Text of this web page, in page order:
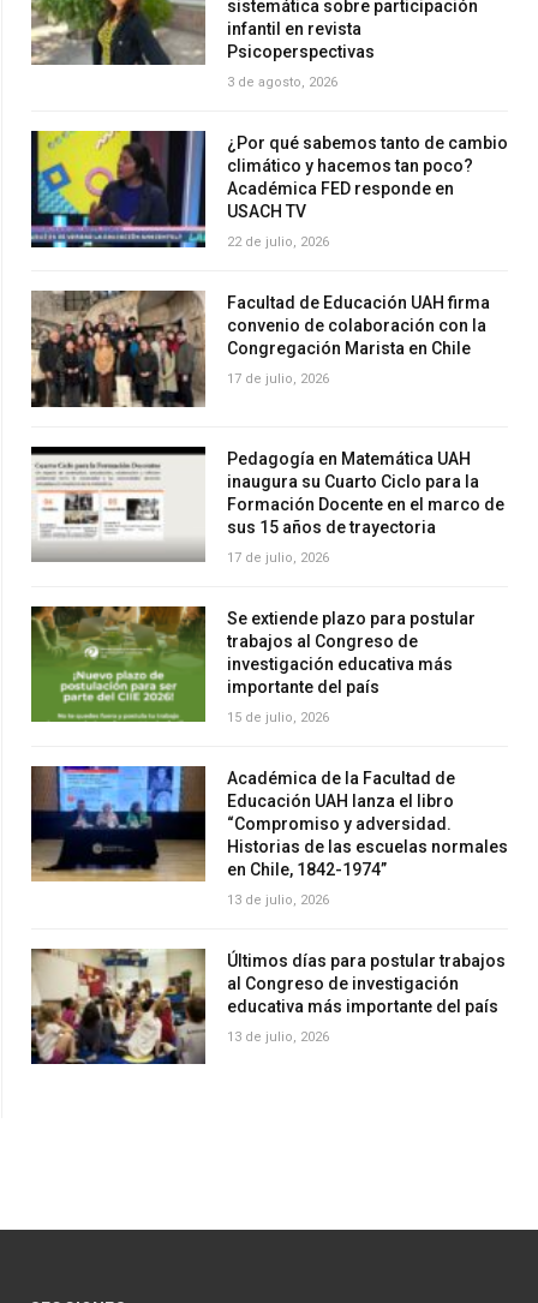
sistemática sobre participación
infantil en revista
Psicoperspectivas
3 de agosto, 2026
¿Por qué sabemos tanto de cambio
climático y hacemos tan poco?
Académica FED responde en
USACH TV
22 de julio, 2026
Facultad de Educación UAH firma
convenio de colaboración con la
Congregación Marista en Chile
17 de julio, 2026
Pedagogía en Matemática UAH
inaugura su Cuarto Ciclo para la
Formación Docente en el marco de
sus 15 años de trayectoria
17 de julio, 2026
Se extiende plazo para postular
trabajos al Congreso de
investigación educativa más
importante del país
15 de julio, 2026
Académica de la Facultad de
Educación UAH lanza el libro
“Compromiso y adversidad.
Historias de las escuelas normales
en Chile, 1842-1974”
13 de julio, 2026
Últimos días para postular trabajos
al Congreso de investigación
educativa más importante del país
13 de julio, 2026